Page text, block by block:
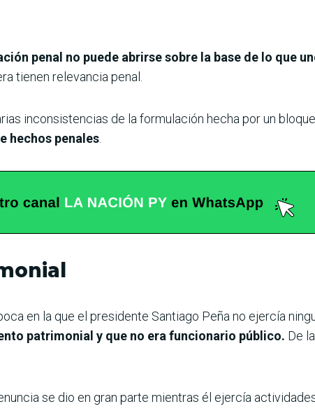
penal no puede abrirse sobre la base de lo que
tienen relevancia penal.
inconsistencias de la formulación hecha por un
hechos penales
en la que el presidente Santiago Peña no ejercía
patrimonial y que no era funcionario público. De
se dio en gran parte mientras él ejercía